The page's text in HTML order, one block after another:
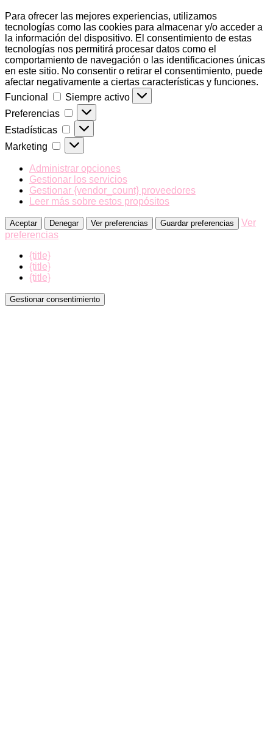
Para ofrecer las mejores experiencias, utilizamos
tecnologías como las cookies para almacenar y/o acceder a
la información del dispositivo. El consentimiento de estas
tecnologías nos permitirá procesar datos como el
comportamiento de navegación o las identificaciones únicas
en este sitio. No consentir o retirar el consentimiento, puede
afectar negativamente a ciertas características y funciones.
Funcional
Funcional
Siempre activo
Preferencias
Preferencias
Estadísticas Estadísticas
Marketing Marketing
Administrar opciones
Gestionar los servicios
Gestionar {vendor_count} proveedores
Leer más sobre estos propósitos
Aceptar Denegar Ver preferencias Guardar preferencias
Ver
preferencias
{title}
{title}
{title}
Gestionar consentimiento